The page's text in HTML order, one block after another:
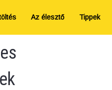
Az élesztő Tippek